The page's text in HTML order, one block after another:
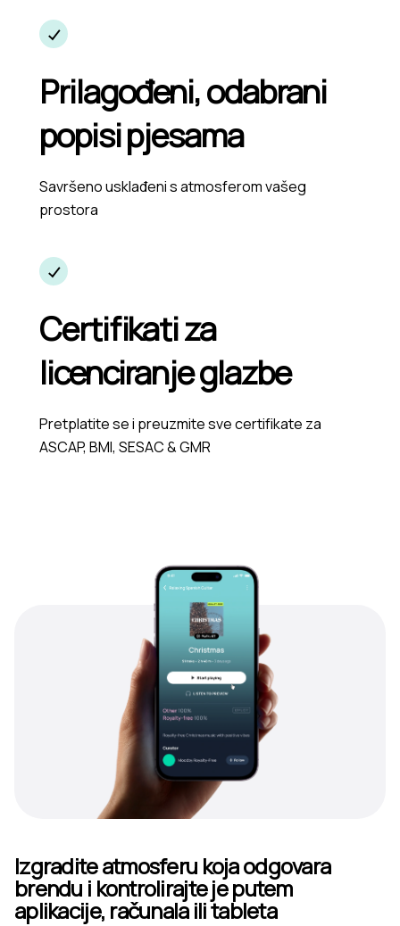
Prilagođeni, odabrani
popisi pjesama
Savršeno usklađeni s atmosferom vašeg
prostora
Certifikati za
licenciranje glazbe
Pretplatite se i preuzmite sve certifikate za
ASCAP, BMI, SESAC & GMR
Izgradite atmosferu koja odgovara
brendu i kontrolirajte je putem
aplikacije, računala ili tableta